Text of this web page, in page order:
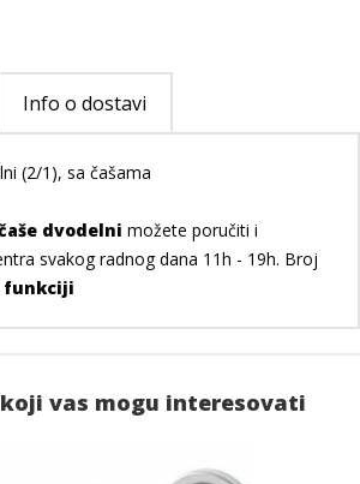
Info o dostavi
(2/1), sa čašama
dvodelni možete poručiti i
svakog radnog dana 11h - 19h. Broj
funkciji
vas mogu interesovati